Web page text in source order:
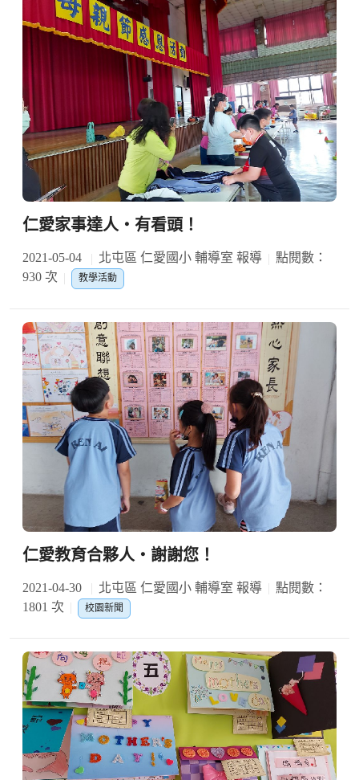
仁愛家事達人‧有看頭！
2021-05-04 北屯區 仁愛國小 輔導室 報導
點閱數：
930 次
教學活動
仁愛教育合夥人‧謝謝您！
2021-04-30 北屯區 仁愛國小 輔導室 報導
點閱數：
1801 次
校園新聞